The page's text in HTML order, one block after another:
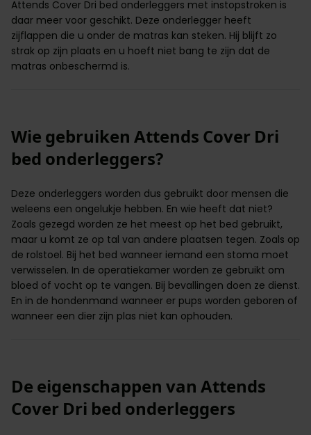
Attends Cover Dri bed onderleggers met instopstroken is
daar meer voor geschikt. Deze onderlegger heeft
zijflappen die u onder de matras kan steken. Hij blijft zo
strak op zijn plaats en u hoeft niet bang te zijn dat de
matras onbeschermd is.
Wie gebruiken Attends Cover Dri
bed onderleggers?
Deze onderleggers worden dus gebruikt door mensen die
weleens een ongelukje hebben. En wie heeft dat niet?
Zoals gezegd worden ze het meest op het bed gebruikt,
maar u komt ze op tal van andere plaatsen tegen. Zoals op
de rolstoel. Bij het bed wanneer iemand een stoma moet
verwisselen. In de operatiekamer worden ze gebruikt om
bloed of vocht op te vangen. Bij bevallingen doen ze dienst.
En in de hondenmand wanneer er pups worden geboren of
wanneer een dier zijn plas niet kan ophouden.
De eigenschappen van Attends
Cover Dri bed onderleggers